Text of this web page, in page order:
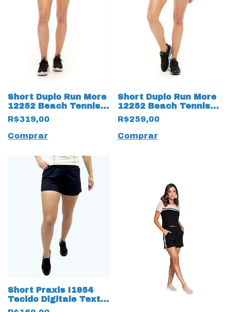
Short Duplo Run More
12252 Beach Tennis
em Tecido TexNeo
Preto
R$319,00
Comprar
Short Duplo Run More
12252 Beach Tennis
em Tecido TexNeo
Azul
R$259,00
Comprar
Short Praxis I1954
Tecido Digitale Textil
Fresh Fit Preto